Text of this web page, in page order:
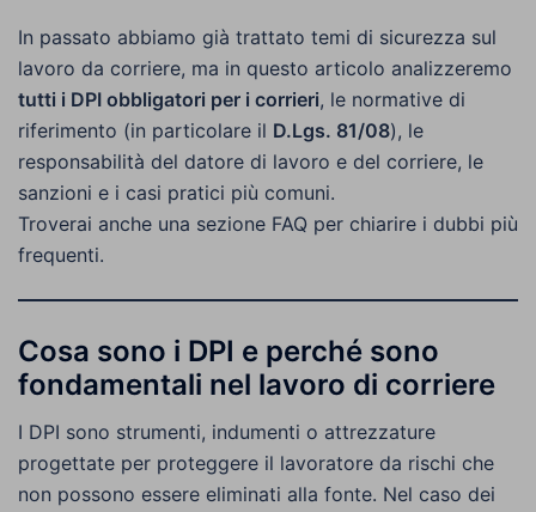
In passato abbiamo già trattato temi di sicurezza sul
lavoro da corriere, ma in questo articolo analizzeremo
tutti i DPI obbligatori per i corrieri, le normative di
riferimento (in particolare il D.Lgs. 81/08), le
responsabilità del datore di lavoro e del corriere, le
sanzioni e i casi pratici più comuni.
Troverai anche una sezione FAQ per chiarire i dubbi più
frequenti.
Cosa sono i DPI e perché sono
fondamentali nel lavoro di corriere
I DPI sono strumenti, indumenti o attrezzature
progettate per proteggere il lavoratore da rischi che
non possono essere eliminati alla fonte. Nel caso dei